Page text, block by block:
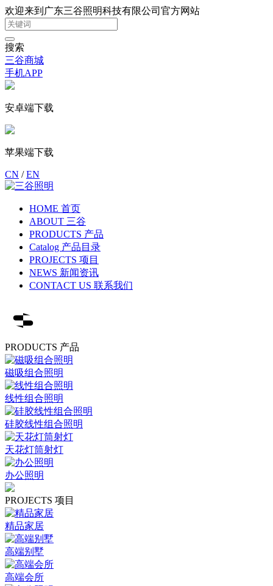
欢迎来到广东三谷照明科技有限公司官方网站
搜索
三谷商城
手机APP
安卓端下载
苹果端下载
CN /EN
HOME 首页
ABOUT 三谷
PRODUCTS 产品
Catalog 产品目录
PROJECTS 项目
NEWS 新闻资讯
CONTACT US 联系我们
PRODUCTS 产品
磁吸组合照明
线性组合照明
硅胶线性组合照明
天花灯筒射灯
办公照明
PROJECTS 项目
精品家居
高端别墅
高端会所